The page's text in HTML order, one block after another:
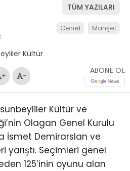
TÜM YAZILARI
Genel Manşet
+ -
ABONE OL
Kültür ve
Olagan Genel Kurulu
İsmet Demirarslan ve
yarıştı. Seçimleri genel
125’inin oyunu alan